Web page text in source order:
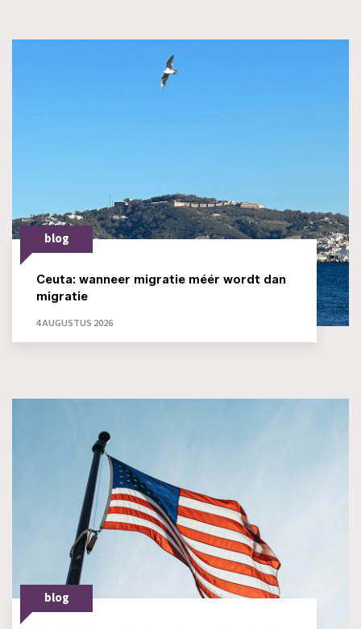
blog
Ceuta: wanneer migratie méér wordt dan
migratie
4 AUGUSTUS 2026
blog